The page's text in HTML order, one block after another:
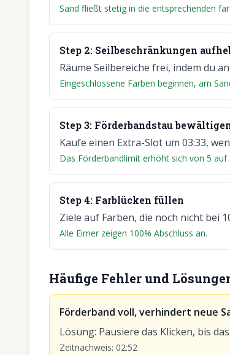
Sand fließt stetig in die entsprechenden
Step 2: Seilbeschränkungen
Räume Seilbereiche frei, indem du
Eingeschlossene Farben beginnen, am
Step3: Förderbandstau
Kaufe einen Extra-Slot um 03:33,
Das Förderbandlimit erhöht sich von 5 auf
Step4: Farblücken füllen
Ziele auf Farben, die noch nicht bei
Alle Eimer zeigen 100% Abschluss an.
Häufige Fehler und
Förderband voll, verhindert neue
Lösung: Pausiere das Klicken, bis
Zeitnachweis: 02:52